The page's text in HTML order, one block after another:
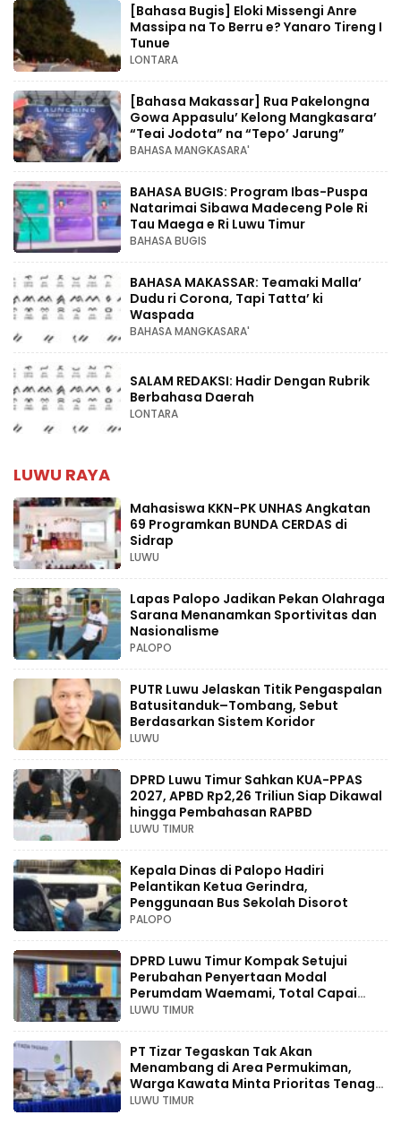
[Bahasa Bugis] ‎Eloki Missengi Anre
Massipa na To Berru e? Yanaro Tireng I
Tunue
LONTARA
[Bahasa Makassar] Rua Pakelongna
Gowa Appasulu’ Kelong Mangkasara’
“Teai Jodota” na “Tepo’ Jarung”
BAHASA MANGKASARA'
BAHASA BUGIS: Program Ibas-Puspa
Natarimai Sibawa Madeceng Pole Ri
Tau Maega e Ri Luwu Timur
BAHASA BUGIS
BAHASA MAKASSAR: Teamaki Malla’
Dudu ri Corona, Tapi Tatta’ ki
Waspada
BAHASA MANGKASARA'
SALAM REDAKSI: Hadir Dengan Rubrik
Berbahasa Daerah
LONTARA
LUWU RAYA
Mahasiswa KKN-PK UNHAS Angkatan
69 Programkan BUNDA CERDAS di
Sidrap
LUWU
Lapas Palopo Jadikan Pekan Olahraga
Sarana Menanamkan Sportivitas dan
Nasionalisme
PALOPO
PUTR Luwu Jelaskan Titik Pengaspalan
Batusitanduk–Tombang, Sebut
Berdasarkan Sistem Koridor
LUWU
DPRD Luwu Timur Sahkan KUA-PPAS
2027, APBD Rp2,26 Triliun Siap Dikawal
hingga Pembahasan RAPBD
LUWU TIMUR
Kepala Dinas di Palopo Hadiri
Pelantikan Ketua Gerindra,
Penggunaan Bus Sekolah Disorot
PALOPO
DPRD Luwu Timur Kompak Setujui
Perubahan Penyertaan Modal
Perumdam Waemami, Total Capai
Rp131,68 Miliar Hingga 2030
LUWU TIMUR
PT Tizar Tegaskan Tak Akan
Menambang di Area Permukiman,
Warga Kawata Minta Prioritas Tenaga
Kerja Lokal
LUWU TIMUR